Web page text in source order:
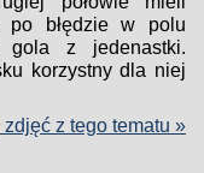
po błędzie w polu
gola z jedenastki.
korzystny dla niej
z tego tematu »